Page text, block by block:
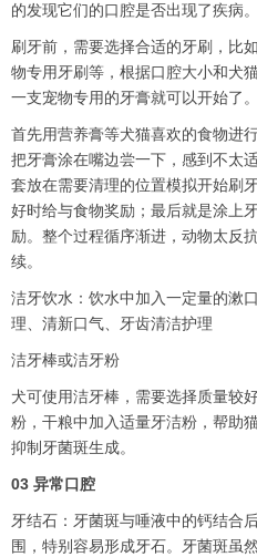
的发现它们的口腔是否出现了疾病。
刷牙前，需要选择合适的牙刷，比
物专用牙刷等，根据口腔大小和犬
一支宠物专用的牙膏就可以开始了。
首先用营养膏等犬猫喜欢的食物进
把牙膏涂在嘴边尝一下，感到不太
套放在需要清理的位置模拟开始刷
好时给与食物奖励；最后就是涂上
励。整个过程循序渐进，动物太反
续。
洁牙饮水：饮水中加入一定量的漱
理、清新口气、牙齿清洁护理
洁牙棒或洁牙粉
犬可使用洁牙棒，需要选择质量较
粉，干粮中加入适量牙洁粉，帮助
抑制牙菌斑生成。
03 异常口腔
牙结石：牙菌斑与唾液中的钙结合
围，特别容易形成牙石。牙菌斑虽